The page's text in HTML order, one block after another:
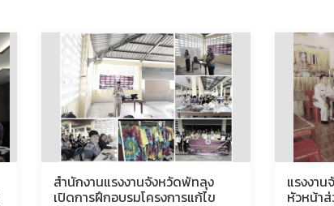
สำนักงานแรงงานจังหวัดพัทลุง
เปิดการฝึกอบรมโครงการแก้ไข
แรงงา
หัวหน้า